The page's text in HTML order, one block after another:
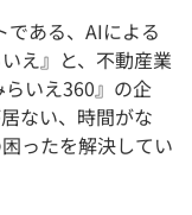
である、AIによる
え』と、不動産業
いえ360』の企
ない、時間がな
ったを解決してい